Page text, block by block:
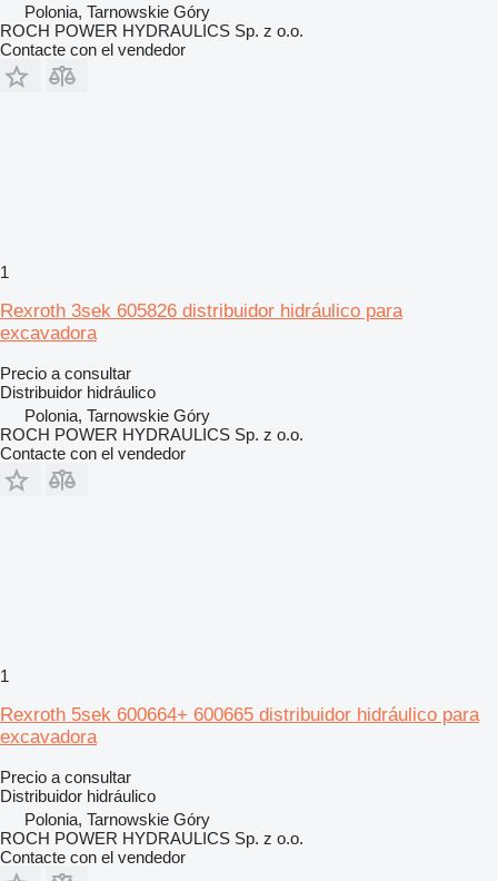
Polonia, Tarnowskie Góry
ROCH POWER HYDRAULICS Sp. z o.o.
Contacte con el vendedor
1
Rexroth 3sek 605826 distribuidor hidráulico para
excavadora
Precio a consultar
Distribuidor hidráulico
Polonia, Tarnowskie Góry
ROCH POWER HYDRAULICS Sp. z o.o.
Contacte con el vendedor
1
Rexroth 5sek 600664+ 600665 distribuidor hidráulico para
excavadora
Precio a consultar
Distribuidor hidráulico
Polonia, Tarnowskie Góry
ROCH POWER HYDRAULICS Sp. z o.o.
Contacte con el vendedor